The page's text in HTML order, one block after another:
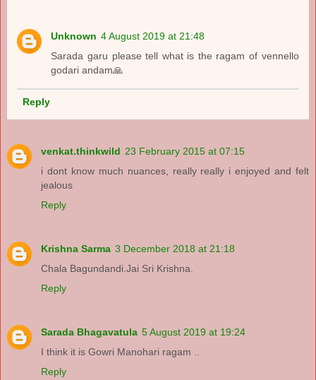
Unknown 4 August 2019 at 21:48
Sarada garu please tell what is the ragam of vennello
godari andam🙏
Reply
venkat.thinkwild 23 February 2015 at 07:15
i dont know much nuances, really really i enjoyed and felt
jealous
Reply
Krishna Sarma 3 December 2018 at 21:18
Chala Bagundandi.Jai Sri Krishna.
Reply
Sarada Bhagavatula 5 August 2019 at 19:24
I think it is Gowri Manohari ragam ..
Reply